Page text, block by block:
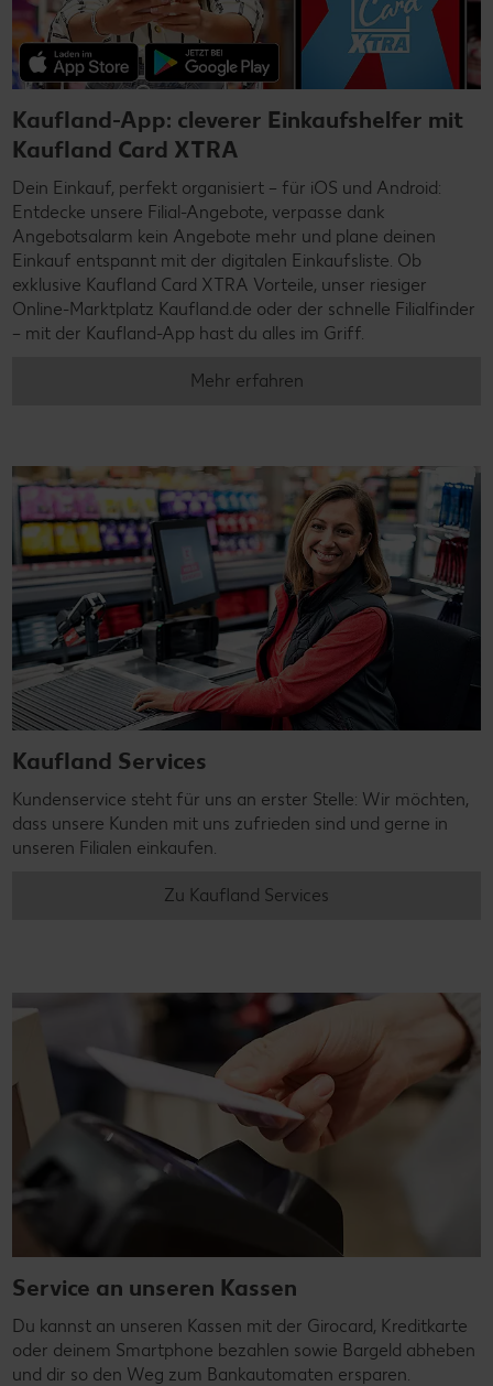
Kaufland-App: cleverer Einkaufshelfer mit
Kaufland Card XTRA
Dein Einkauf, perfekt organisiert – für iOS und Android:
Entdecke unsere Filial-Angebote, verpasse dank
Angebotsalarm kein Angebote mehr und plane deinen
Einkauf entspannt mit der digitalen Einkaufsliste. Ob
exklusive Kaufland Card XTRA Vorteile, unser riesiger
Online-Marktplatz Kaufland.de oder der schnelle Filialfinder
– mit der Kaufland-App hast du alles im Griff.
Mehr erfahren
Kaufland Services
Kundenservice steht für uns an erster Stelle: Wir möchten,
dass unsere Kunden mit uns zufrieden sind und gerne in
unseren Filialen einkaufen.
Zu Kaufland Services
Service an unseren Kassen
Du kannst an unseren Kassen mit der Girocard, Kreditkarte
oder deinem Smartphone bezahlen sowie Bargeld abheben
und dir so den Weg zum Bankautomaten ersparen.